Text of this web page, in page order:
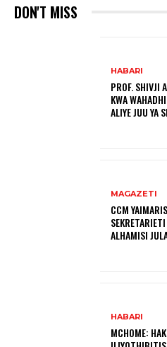
DON'T MISS
HABARI
PROF. SHIVJI
KWA
ALIYE JUU YA
MAGAZETI
CCM
ALHAMISI
HABARI
MCHOME: